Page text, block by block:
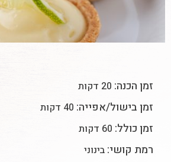
זמן הכנה: 20 דקות
זמן בישול/אפייה: 40 דקות
זמן כולל: 60 דקות
רמת קושי: בינוני